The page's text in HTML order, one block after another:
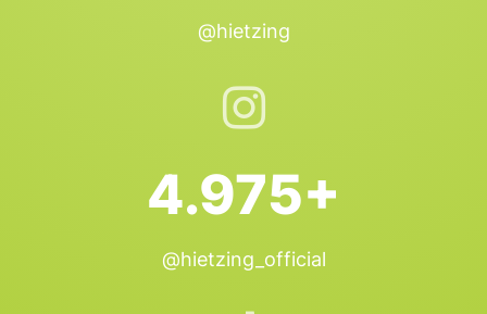
@hietzing
4.975+
@hietzing_official